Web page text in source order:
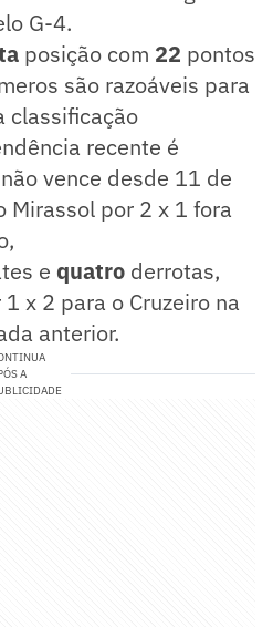
G-4.
posição com 22 pontos
são razoáveis para
classificação
recente é
vence desde 11 de
Mirassol por 2 x 1 fora
e quatro derrotas,
x 2 para o Cruzeiro na
anterior.
A